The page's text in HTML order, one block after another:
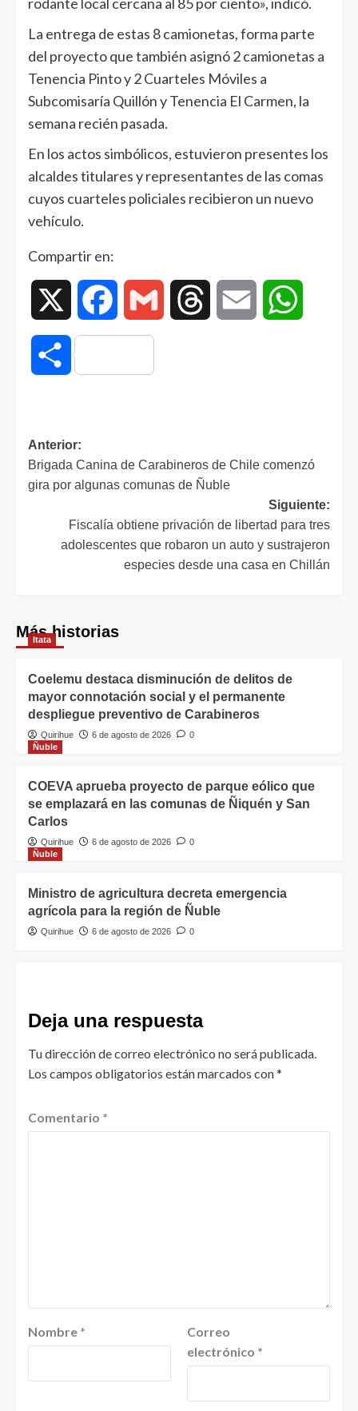
La entrega de estas 8 camionetas, forma parte
del proyecto que también asignó 2 camionetas a
Tenencia Pinto y 2 Cuarteles Móviles a
Subcomisaría Quillón y Tenencia El Carmen, la
semana recién pasada.
En los actos simbólicos, estuvieron presentes los
alcaldes titulares y representantes de las comas
cuyos cuarteles policiales recibieron un nuevo
vehículo.
Compartir en:
Facebook Gmail Threads Email
Compartir
Anterior:
Brigada Canina de Carabineros de Chile comenzó
gira por algunas comunas de Ñuble
Siguiente:
Fiscalía obtiene privación de libertad para tres
adolescentes que robaron un auto y sustrajeron
especies desde una casa en Chillán
Más historias
Itata
Coelemu destaca disminución de delitos de
mayor connotación social y el permanente
despliegue preventivo de Carabineros
Quirihue 6 de agosto de 2026
0
Ñuble
COEVA aprueba proyecto de parque eólico que
se emplazará en las comunas de Ñiquén y San
Carlos
Quirihue 6 de agosto de 2026
0
Ñuble
Ministro de agricultura decreta emergencia
agrícola para la región de Ñuble
Quirihue 6 de agosto de 2026 0
Deja una respuesta
Tu dirección de correo electrónico no será publicada.
Los campos obligatorios están marcados con*
Comentario *
Nombre *
Correo
electrónico *